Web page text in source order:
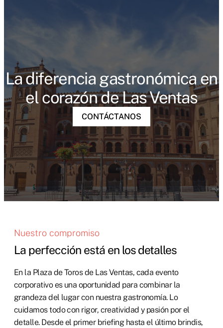
La diferencia gastronómica en
el corazón de Las Ventas
CONTÁCTANOS
Nuestro compromiso
La perfección está en los detalles
En la Plaza de Toros de Las Ventas, cada evento
corporativo es una oportunidad para combinar la
grandeza del lugar con nuestra gastronomía. Lo
cuidamos todo con rigor, creatividad y pasión por el
detalle. Desde el primer briefing hasta el último brindis,